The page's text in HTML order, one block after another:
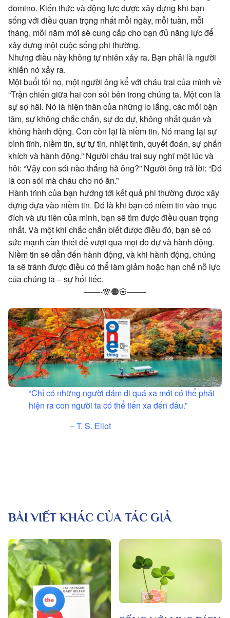
domino. Kiến thức và động lực được xây dựng khi bạn
sống với điều quan trọng nhất mỗi ngày, mỗi tuần, mỗi
tháng, mỗi năm mới sẽ cung cấp cho bạn đủ năng lực để
xây dựng một cuộc sống phi thường.
Nhưng điều này không tự nhiên xảy ra. Bạn phải là người
khiến nó xảy ra.
Một buổi tối nọ, một người ông kể với cháu trai của mình về
“Trận chiến giữa hai con sói bên trong chúng ta. Một con là
sự sợ hãi. Nó là hiện thân của những lo lắng, các mối bận
tâm, sự không chắc chắn, sự do dự, không nhất quán và
không hành động. Con còn lại là niềm tin. Nó mang lại sự
bình tĩnh, niềm tin, sự tự tin, nhiệt tình, quyết đoán, sự phấn
khích và hành động.” Người cháu trai suy nghĩ một lúc và
hỏi: “Vậy con sói nào thắng hả ông?” Người ông trả lời: “Đó
là con sói mà cháu cho nó ăn.”
Hành trình của bạn hướng tới kết quả phi thường được xây
dựng dựa vào niềm tin. Đó là khi bạn có niềm tin vào mục
đích và ưu tiên của mình, bạn sẽ tìm được điều quan trọng
nhất. Và một khi chắc chắn biết được điều đó, bạn sẽ có
sức mạnh cần thiết để vượt qua mọi do dự và hành động.
Niềm tin sẽ dẫn đến hành động, và khi hành động, chúng
ta sẽ tránh được điều có thể làm glảm hoặc hạn chế nỗ lực
của chúng ta – sự hối tiếc.
——-🌸🟠🌸——-
“Chỉ có những người dám đi quá xa mới có thể phát
hiện ra con người ta có thể tiến xa đến đâu.”
– T. S. Eliot
BÀI VIẾT KHÁC CỦA TÁC GIẢ